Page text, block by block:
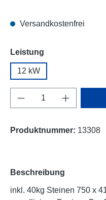
Versandkostenfrei
Leistung
12 kW
Produkt Anzahl:
Produktnummer: 13308
Beschreibung
inkl. 40kg Steinen 750 x